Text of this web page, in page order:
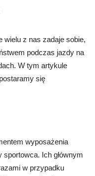
wielu z nas zadaje sobie,
podczas jazdy na
W tym artykule
się
wyposażenia
Ich głównym
w przypadku